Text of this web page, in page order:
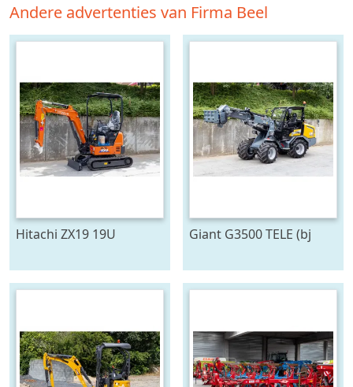
Andere advertenties van Firma Beel
Hitachi ZX19 19U
Giant G3500 TELE (bj